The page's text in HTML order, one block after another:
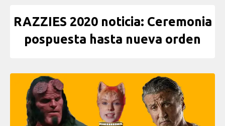
RAZZIES 2020 noticia: Ceremonia
pospuesta hasta nueva orden